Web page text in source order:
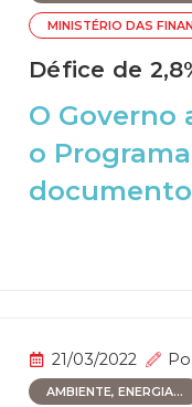
MINISTÉRIO DAS
Défice de
O Governo
o
21/03/2022
AMBIENTE, ENERGIA...